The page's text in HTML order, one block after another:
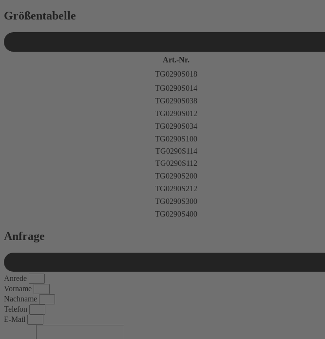
Größentabelle
Art.-Nr.
TG0290S018
TG0290S014
TG0290S038
TG0290S012
TG0290S034
TG0290S100
TG0290S114
TG0290S112
TG0290S200
TG0290S212
TG0290S300
TG0290S400
Anfrage
Anrede
Vorname
Nachname
Telefon
E-Mail